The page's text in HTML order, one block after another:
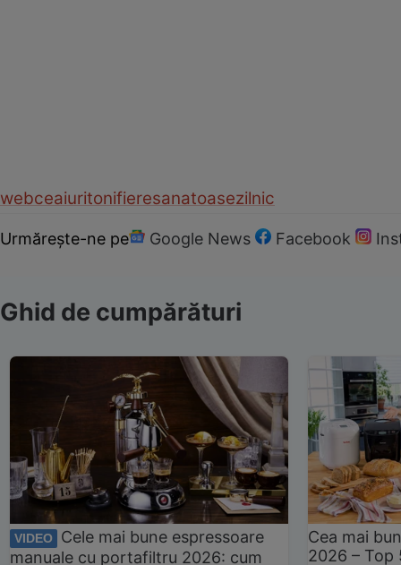
webceaiuritonifieresanatoasezilnic
Urmărește-ne pe Google News Facebook
Ghid de cumpărături
VIDEO
Cele mai bune espressoare
manuale cu portafiltru 2026: cum
Cea mai
2026 –